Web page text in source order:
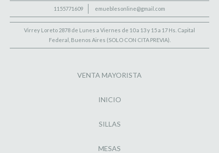
1155771609 emueblesonline@gmail.com
Virrey Loreto 2878 de Lunes a Viernes de 10 a 13 y 15 a 17 Hs. Capital
Federal, Buenos Aires (SOLO CON CITA PREVIA).
VENTA MAYORISTA
INICIO
SILLAS
MESAS